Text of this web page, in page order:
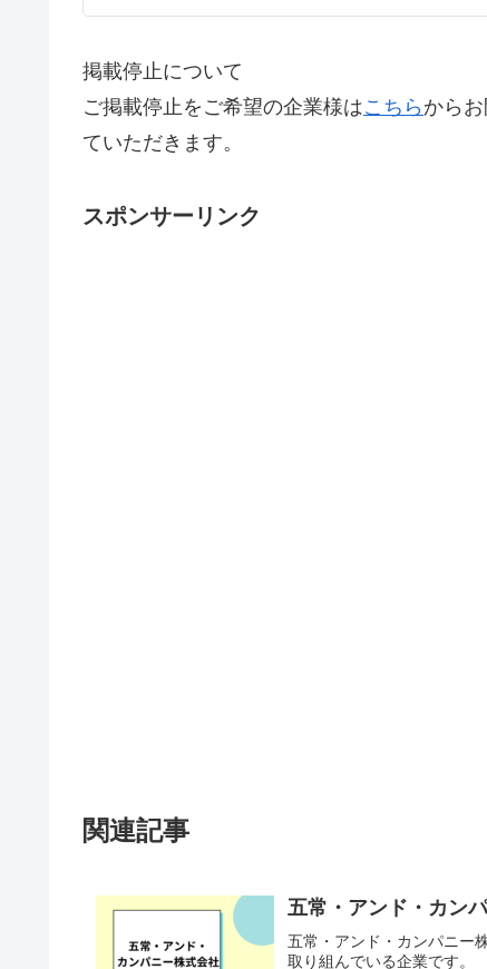
掲載停止について
ご掲載停止をご希望の企業様はこちら から
ていただきます。
スポンサーリンク
関連記事
五常・アンド・カン
五常・アンド・カンパニー
取り組んでいる企業です。